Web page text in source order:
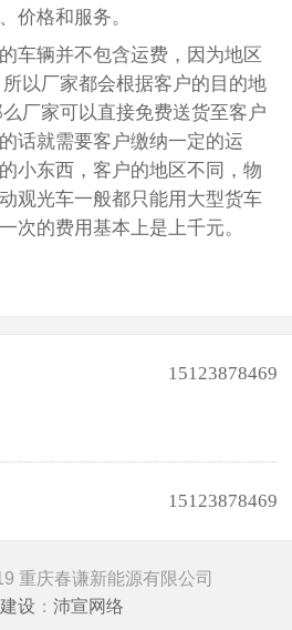
价格和服务。
车辆并不包含运费，因为地区
以厂家都会根据客户的目的地
厂家可以直接免费送货至客户
话就需要客户缴纳一定的运
小东西，客户的地区不同，物
观光车一般都只能用大型货车
次的费用基本上是上千元。
15123878469
15123878469
重庆春谦新能源有限公司
设 ： 沛宣网络